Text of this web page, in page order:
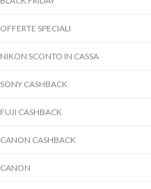
OFFERTE SPECIALI
NIKON SCONTO IN CASSA
SONY CASHBACK
FUJI CASHBACK
CANON CASHBACK
CANON